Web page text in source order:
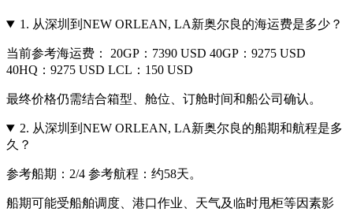
1. 从深圳到NEW ORLEAN, LA新奥尔良的海运费是多少？
当前参考海运费： 20GP：7390 USD 40GP：9275 USD
40HQ：9275 USD LCL：150 USD
最终价格仍需结合箱型、舱位、订舱时间和船公司确认。
2. 从深圳到NEW ORLEAN, LA新奥尔良的船期和航程是多
久？
参考船期：2/4 参考航程：约58天。
船期可能受船舶调度、港口作业、天气及临时甩柜等因素影